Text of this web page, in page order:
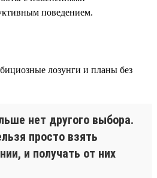
поведением.
лозунги и планы без
нет другого выбора.
просто взять
и получать от них